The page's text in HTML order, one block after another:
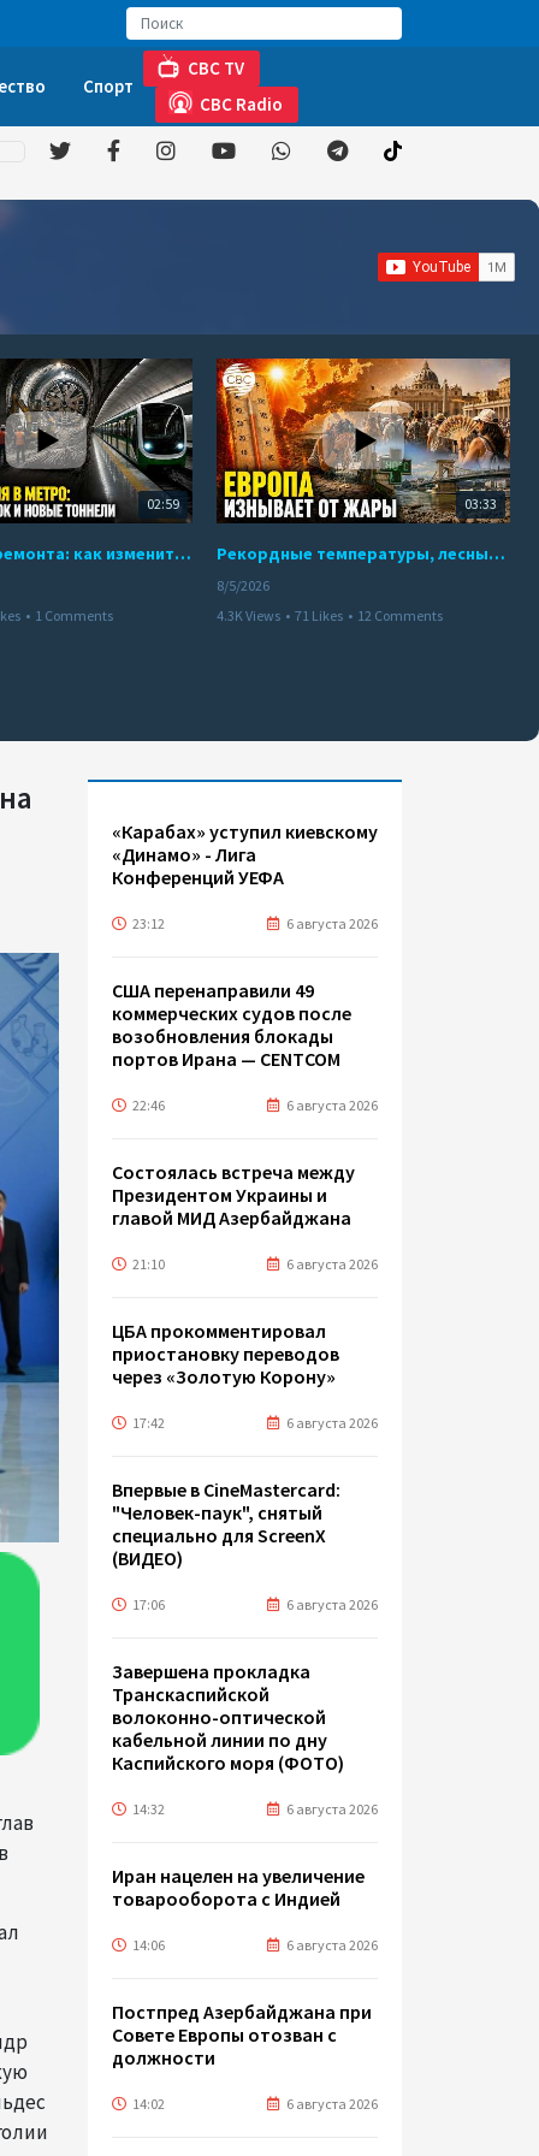
Спорт
CBC TV
CBC Radio
02:59
10 месяцев ремонта: как изменится работа Бакинского метро с 15 августа
• 1 Comments
03:33
Рекордные температуры, лесные пожары и красный уровень опасности
8/5/2026
4.3K Views • 71 Likes • 12 Comments
«Карабах» уступил киевскому
«Динамо» - Лига
Конференций УЕФА
23:12 6 августа 2026
США перенаправили 49
коммерческих судов после
возобновления блокады
портов Ирана — CENTCOM
22:46 6 августа 2026
Состоялась встреча между
Президентом Украины и
главой МИД Азербайджана
21:10 6 августа 2026
ЦБА прокомментировал
приостановку переводов
через «Золотую Корону»
17:42 6 августа 2026
Впервые в CineMastercard:
"Человек-паук", снятый
специально для ScreenX
(ВИДЕО)
17:06 6 августа 2026
Завершена прокладка
Транскаспийской
волоконно-оптической
кабельной линии по дну
Каспийского моря (ФОТО)
14:32 6 августа 2026
Иран нацелен на увеличение
товарооборота с Индией
14:06 6 августа 2026
Постпред Азербайджана при
Совете Европы отозван с
должности
14:02 6 августа 2026